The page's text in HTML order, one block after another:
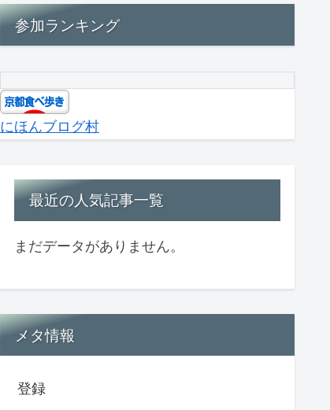
参加ランキング
にほんブログ村
最近の人気記事一覧
まだデータがありません。
メタ情報
登録